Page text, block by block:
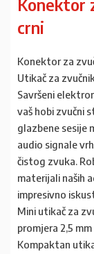
Konektor
crni
Konektor za
Utikač za
Savršeni
vaš hobi zvučni
glazbene sesije
audio signale
čistog zvuka.
materijali naših
impresivno
Mini utikač za
promjera 2,5 mm
Kompaktan